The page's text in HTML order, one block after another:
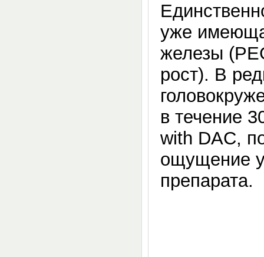
уже
железы
рост). В
в течение
with DAC,
ощущение
препарата.